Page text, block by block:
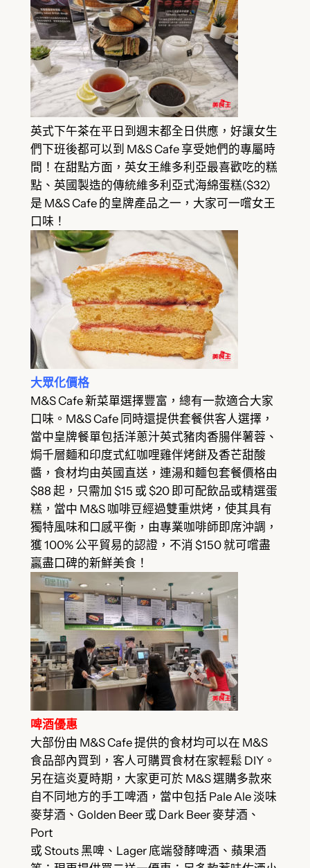
英式下午茶在平日到週末都全日供應，好讓女生
們下班後都可以到 M&S Cafe 享受她們的專屬時
間！在甜點方面，英女王維多利亞最喜歡吃的糕
點、英國製造的傳統維多利亞式海綿蛋糕($32)
是 M&S Cafe 的皇牌產品之一，大家可一嚐女王
口味！
大眾化價格
M&S Cafe 新菜單選擇豐富，總有一款適合大家
口味。M&S Cafe 同時還提供套餐供客人選擇，
當中皇牌餐單包括洋蔥汁英式豬肉香腸伴薯蓉、
焗千層麵和印度式紅咖哩雞伴烤餅及香芒甜酸
醬，食材均由英國直送，連湯和麵包套餐價格由
$88 起，只需加 $15 或 $20 即可配飲品或精選蛋
糕，當中 M&S 咖啡豆經過雙重烘烤，使其具有
獨特風味和口感平衡，由專業咖啡師即席沖調，
獲 100% 公平貿易的認證，不消 $150 就可嚐盡
贏盡口碑的新鮮美食！
啤酒優惠
大部份由 M&S Cafe 提供的食材均可以在 M&S
食品部內買到，客人可購買食材在家輕鬆 DIY。
另在這炎夏時期，大家更可於 M&S 選購多款來
自不同地方的手工啤酒，當中包括 Pale Ale 淡味
麥芽酒、Golden Beer 或 Dark Beer 麥芽酒、
Port
或 Stouts 黑啤、Lager 底端發酵啤酒、蘋果酒